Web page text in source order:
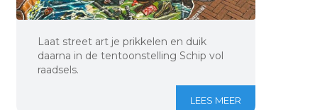
Laat street art je prikkelen en duik
daarna in de tentoonstelling Schip vol
raadsels.
LEES MEER